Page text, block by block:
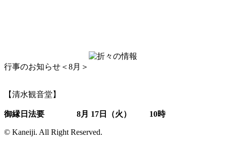
行事のお知らせ＜8月＞
【清水観音堂】
御縁日法要 8月 17日（火） 10時
© Kaneiji. All Right Reserved.